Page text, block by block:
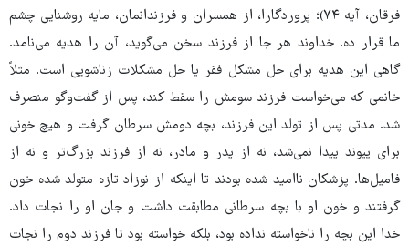
فرقان، آیه ۷۴)؛ پروردگارا، از همسران و فرزندانمان، مایه روشنایی چشم
ما قرار ده. خداوند هر جا از فرزند سخن می‌گوید، آن را هدیه می‌نامد.
گاهی این هدیه برای حل مشکل فقر یا حل مشکلات زناشویی است. مثلاً
خانمی که می‌خواست فرزند سومش را سقط کند، پس از گفت‌وگو منصرف
شد. مدتی پس از تولد این فرزند، بچه دومش سرطان گرفت و هیچ خونی
برای پیوند پیدا نمی‌شد، نه از پدر و مادر، نه از فرزند بزرگ‌تر و نه از
فامیل‌ها. پزشکان ناامید شده بودند تا اینکه از نوزاد تازه متولد شده خون
گرفتند و خون او با بچه سرطانی مطابقت داشت و جان او را نجات داد.
خدا این بچه را ناخواسته نداده بود، بلکه خواسته بود تا فرزند دوم را نجات